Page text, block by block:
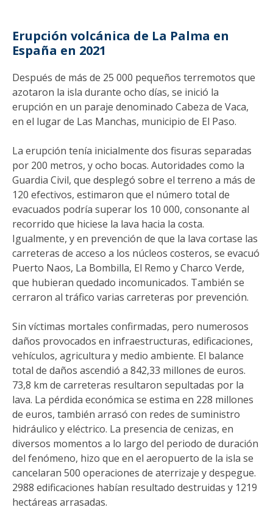
Erupción volcánica de La Palma en
España en 2021
Después de más de 25 000 pequeños terremotos que
azotaron la isla durante ocho días, se inició la
erupción en un paraje denominado Cabeza de Vaca,
en el lugar de Las Manchas, municipio de El Paso.
La erupción tenía inicialmente dos fisuras separadas
por 200 metros, y ocho bocas.​ Autoridades como la
Guardia Civil, que desplegó sobre el terreno a más de
120 efectivos, estimaron que el número total de
evacuados podría superar los 10 000, consonante al
recorrido que hiciese la lava hacia la costa.
Igualmente, y en prevención de que la lava cortase las
carreteras de acceso a los núcleos costeros, se evacuó
Puerto Naos, La Bombilla, El Remo y Charco Verde,
que hubieran quedado incomunicados. También se
cerraron al tráfico varias carreteras por prevención.
Sin víctimas mortales confirmadas, pero numerosos
daños provocados en infraestructuras, edificaciones,
vehículos, agricultura y medio ambiente. El balance
total de daños ascendió a 842,33 millones de euros.
73,8 km de carreteras resultaron sepultadas por la
lava.​ La pérdida económica se estima en 228 millones
de euros, también arrasó con redes de suministro
hidráulico y eléctrico. La presencia de cenizas, en
diversos momentos a lo largo del periodo de duración
del fenómeno, hizo que en el aeropuerto de la isla se
cancelaran 500 operaciones de aterrizaje y despegue.
2988 edificaciones habían resultado destruidas y 1219
hectáreas arrasadas.